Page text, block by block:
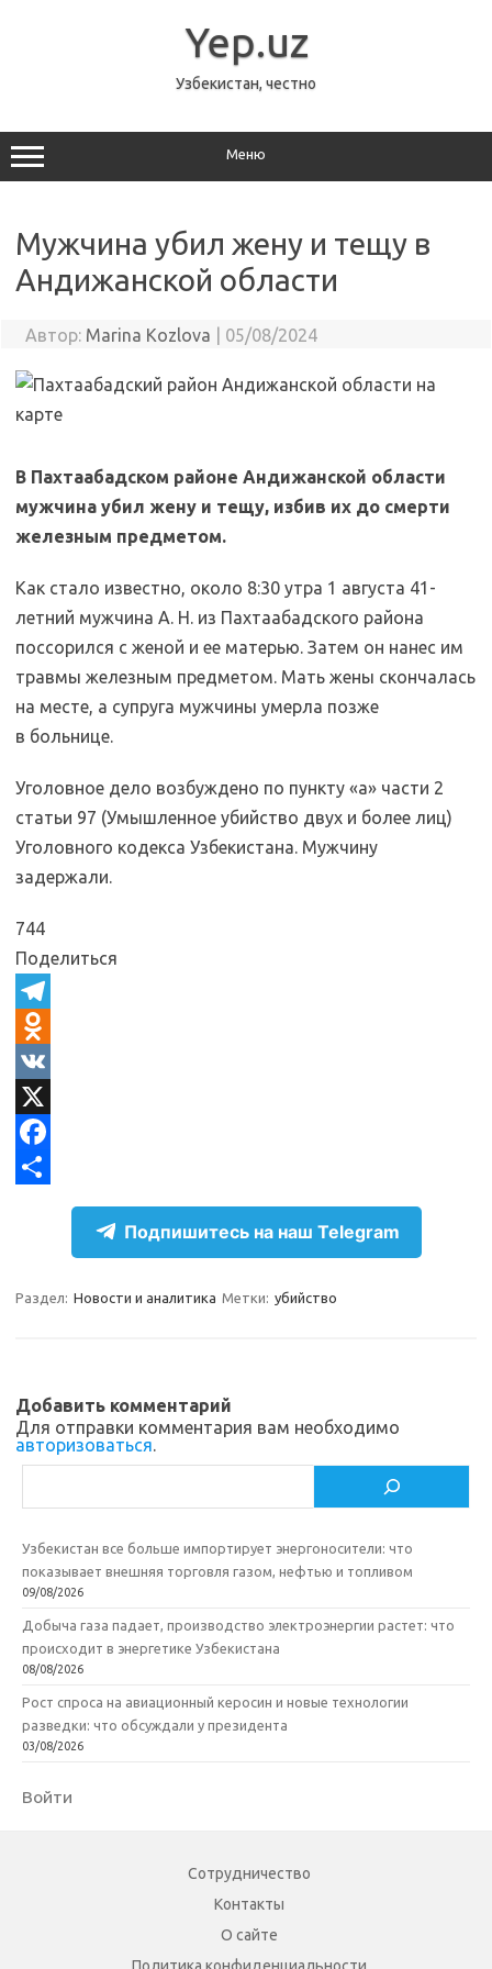
Yep.uz
Узбекистан, честно
Меню
Мужчина убил жену и тещу в
Андижанской области
Автор: Marina Kozlova 05/08/2024
В Пахтаабадском районе Андижанской области
мужчина убил жену и тещу, избив их до смерти
железным предметом.
Как стало известно, около 8:30 утра 1 августа 41-
летний мужчина А. Н. из Пахтаабадского района
поссорился с женой и ее матерью. Затем он нанес им
травмы железным предметом. Мать жены скончалась
на месте, а супруга мужчины умерла позже
в больнице.
Уголовное дело возбуждено по пункту «а» части 2
статьи 97 (Умышленное убийство двух и более лиц)
Уголовного кодекса Узбекистана. Мужчину
задержали.
744
Поделиться
T
e
e
g
O
d
n
o
s
i
k
V
KX
F
b
k
р
и
т
Подпишитесь на наш Telegram
Раздел: Новости и аналитика Метки: убийство
Добавить комментарий
Для отправки комментария вам необходимо
авторизоваться.
Узбекистан все больше импортирует энергоносители: что
показывает внешняя торговля газом, нефтью и топливом
09/08/2026
Добыча газа падает, производство электроэнергии растет: что
происходит в энергетике Узбекистана
08/08/2026
Рост спроса на авиационный керосин и новые технологии
разведки: что обсуждали у президента
03/08/2026
Войти
Сотрудничество
Контакты
О сайте